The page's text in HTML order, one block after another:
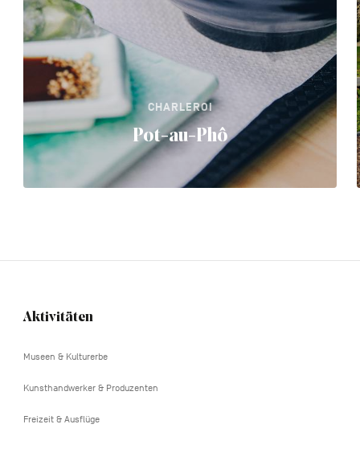
CHARLEROI
Pot-au-Phô
Navigation
Aktivitäten
Museen & Kulturerbe
Kunsthandwerker & Produzenten
Freizeit & Ausflüge